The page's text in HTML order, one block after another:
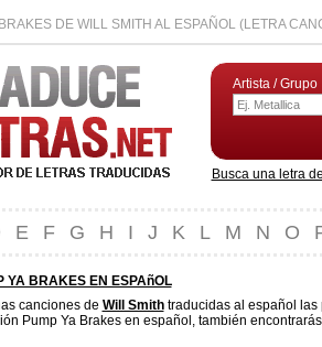
DE WILL SMITH AL ESPAÑOL (LETRA
Artista / Grupo
Busca una letra
E F G H I J K L M N O
YA BRAKES EN ESPAñOL
canciones de Will Smithtraducidas al español las
Pump Ya Brakes en español, también